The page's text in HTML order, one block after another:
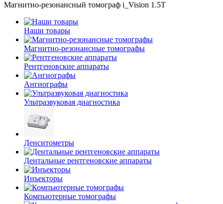
Магнитно-резонансный томограф i_Vision 1.5T
Наши товары
Магнитно-резонансные томографы
Рентгеновские аппараты
Ангиографы
Ультразвуковая диагностика
Денситометры
Дентальные рентгеновские аппараты
Инъекторы
Компьютерные томографы